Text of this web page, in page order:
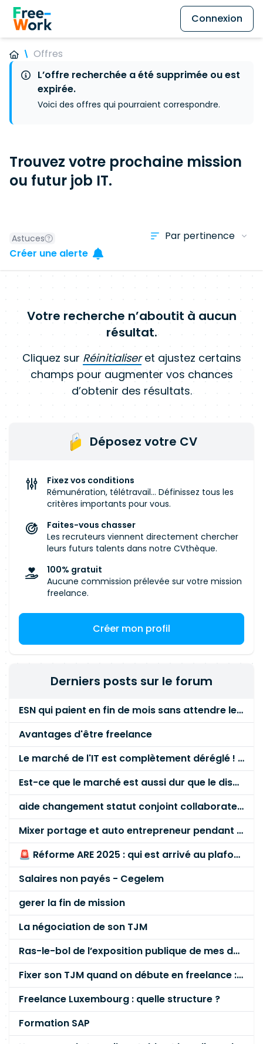
Connexion
Offres
L’offre recherchée a été supprimée ou est
expirée.
Voici des offres qui pourraient correspondre.
Trouvez votre prochaine mission
ou futur job IT.
Astuces
Créer une alerte
Votre recherche n’aboutit à aucun
résultat.
Cliquez sur Réinitialiseret ajustez certains
champs pour augmenter vos chances
d’obtenir des résultats.
Déposez votre CV
Fixez vos conditions
Rémunération, télétravail... Définissez tous les
critères importants pour vous.
Faites-vous chasser
Les recruteurs viennent directement chercher
leurs futurs talents dans notre CVthèque.
100% gratuit
Aucune commission prélevée sur votre mission
freelance.
Créer mon profil
Derniers posts sur le forum
ESN qui paient en fin de mois sans attendre le paiement client ?
Avantages d'être freelance
Le marché de l'IT est complètement déréglé ! STOP à cette mascarade ! Il faut s'unir et résister !
Est-ce que le marché est aussi dur que le disent les commerciaux ?
aide changement statut conjoint collaborateur
Mixer portage et auto entrepreneur pendant des années - quel risque ?
🚨 Réforme ARE 2025 : qui est arrivé au plafond des 60 % en gardant son entreprise ?
Salaires non payés - Cegelem
gerer la fin de mission
La négociation de son TJM
Ras-le-bol de l’exposition publique de mes données personnelles liées à mon entreprise
Fixer son TJM quand on débute en freelance : la méthode mathématique (et pas au feeling) 🛑
Freelance Luxembourg : quelle structure ?
Formation SAP